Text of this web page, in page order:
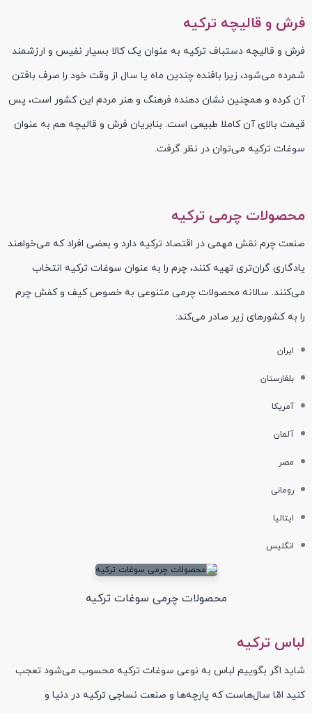
فرش و قالیچه ترکیه
فرش و قالیچه دستباف ترکیه به عنوان یک کالا بسیار نفیس و ارزشمند
شمرده می‌شود، زیرا بافنده چندین ماه یا سال از وقت خود را صرف بافتن
آن کرده و همچنین نشان دهنده فرهنگ و هنر مردم این کشور است، پس
قیمت بالای آن کاملا طبیعی است. بنابریان فرش و قالیچه هم به عنوان
سوغات ترکیه می‌توان در نظر گرفت.
محصولات چرمی ترکیه
صنعت چرم نقش مهمی در اقتصاد ترکیه دارد و بعضی افراد که می‌خواهند
یادگاری گران‌تری تهیه کنند، چرم را به عنوان سوغات ترکیه انتخاب
می‌کنند. سالانه محصولات چرمی متنوعی به خصوص کیف و کفش چرم
را به کشورهای زیر صادر می‌کند:
ایران
بلغارستان
آمریکا
آلمان
مصر
رومانی
ایتالیا
انگلیس
محصولات چرمی سوغات ترکیه
لباس ترکیه
شاید اگر بگوییم لباس به نوعی سوغات ترکیه محسوب می‌شود تعجب
کنید امّا سال‌هاست که پارچه‌ها و صنعت نساجی ترکیه در دنیا و